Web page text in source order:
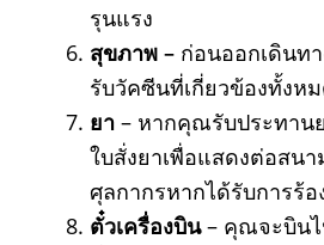
รุนแรง
สุขภาพ – ก่อนออกเดินท
รับวัคซีนที่เกี่ยวข้องทั้งห
ยา – หากคุณรับประทาน
ใบสั่งยาเพื่อแสดงต่อสน
ศุลกากรหากได้รับการร้อ
ตั๋วเครื่องบิน– คุณจะบินไ